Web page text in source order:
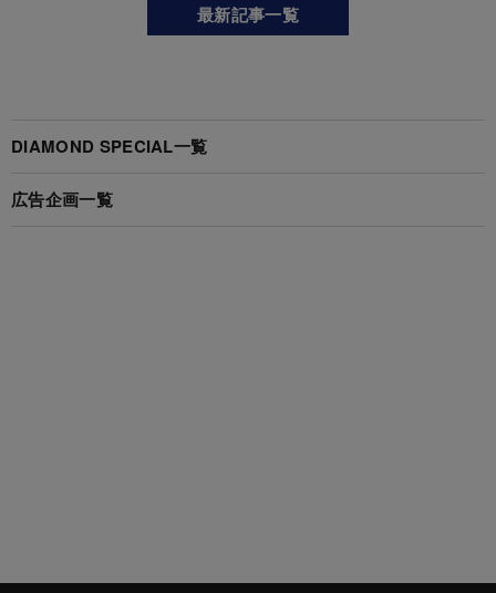
最新記事一覧
DIAMOND SPECIAL一覧
広告企画一覧